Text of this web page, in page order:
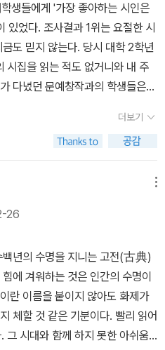
생들에게 '가장 좋아하는 시인은
있었다. 조사결과 1위는 요절한 시
도 믿지 않는다. 당시 대학 2학년
시집을 읽는 적도 없거니와 내 주
다녔던 문예창작과의 학생들은
있다. 그의 시들은 중독성이 강하
피어의 이름은 누구나 알지만 그
만큼 많지 않은 것과 비슷하다.그
적 성과를 무시할 수는 없다. 수많
있다. 그의 시에 담겨있는 우울
야기들, 분위기는 지금도 여전히
책을 반 의무적으로 샀다. 기형도
에 그의 작품을 읽지 않고는 이해
다. 또한 평탄지 않았던 삶과 비극
되어버린 '기형도'라는 이름이 내
했다. 쓸쓸하고 어두운 분위기의
더보기
26
년의 수명을 지니는 고전(古典)
에 겨워하는 것은 인간의 수명이
란 이름을 붙이지 않아도 화제가
체할 것 같은 기분이다. 빨리 읽어
그 시대와 함께 하지 못한 아쉬움